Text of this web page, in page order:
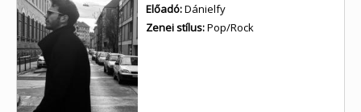
Előadó:Dánielfy
Zenei stílus:Pop/Rock